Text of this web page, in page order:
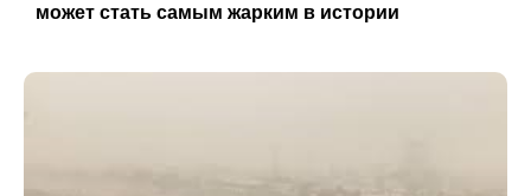
может стать самым жарким в истории